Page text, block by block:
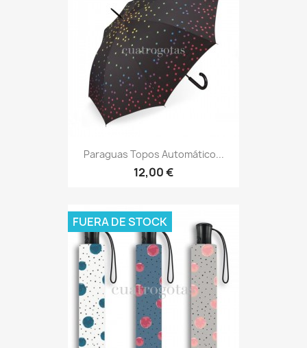
Paraguas Topos Automático...
12,00 €
FUERA DE STOCK